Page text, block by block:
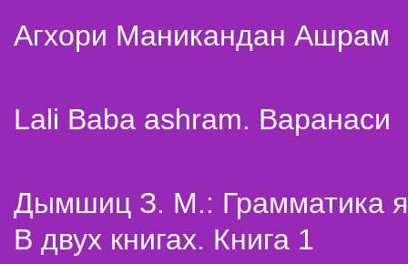
Агхори Маникандан Ашрам
Lali Baba ashram. Варанаси
Дымшиц З. М.: Грамматика
В двух книгах. Книга 1